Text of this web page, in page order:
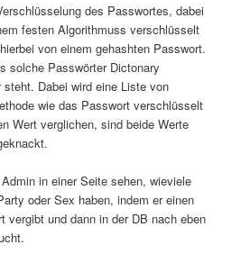
des Passwortes, dabei
festen Algorithmuss verschlüsselt
von einem gehashten Passwort.
solche Passwörter Dictonary
Dabei wird eine Liste von
wie das Passwort verschlüsselt
Wert verglichen, sind beide Werte
in einer Seite sehen, wieviele
oder Sex haben, indem er einen
vergibt und dann in der DB nach eben